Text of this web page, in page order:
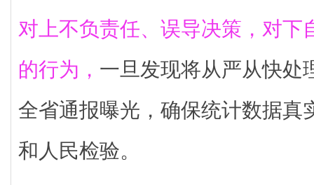
对上不负责任、误导决策，对下
的行为， 一旦发现将从严从快处
全省通报曝光，确保统计数据真
和人民检验。